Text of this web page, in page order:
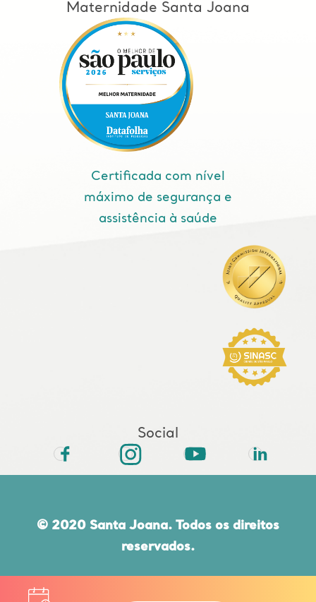
Maternidade Santa Joana
Certificada com nível
máximo de segurança e
assistência à saúde
Social
© 2020 Santa Joana. Todos os direitos
reservados.
Rua do Paraíso, 432 | CEP 04103-000 |